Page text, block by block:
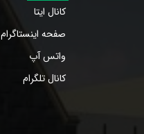
کانال ایتا
صفحه اینستاگرام
واتس آپ
کانال تلگرام